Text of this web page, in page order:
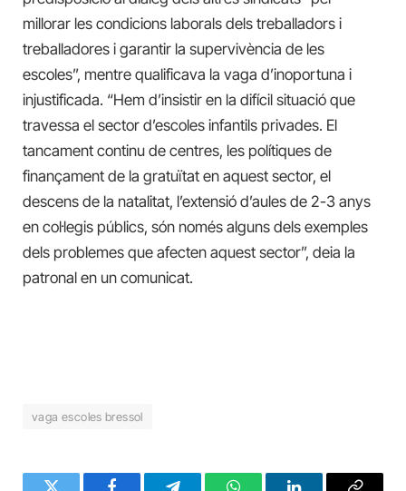
millorar les condicions laborals dels treballadors i
treballadores i garantir la supervivència de les
escoles”, mentre qualificava la vaga d’inoportuna i
injustificada. “Hem d’insistir en la difícil situació que
travessa el sector d’escoles infantils privades. El
tancament continu de centres, les polítiques de
finançament de la gratuïtat en aquest sector, el
descens de la natalitat, l’extensió d’aules de 2-3 anys
en col·legis públics, són només alguns dels exemples
dels problemes que afecten aquest sector”, deia la
patronal en un comunicat.
vaga escoles bressol